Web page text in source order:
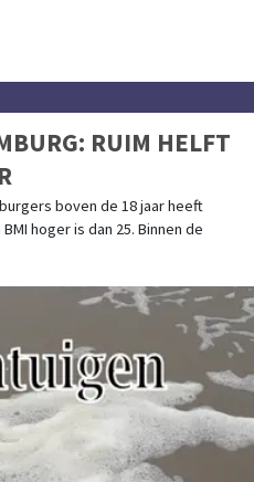
RUIM HELFT
boven de 18 jaar heeft
hoger is dan 25. Binnen de